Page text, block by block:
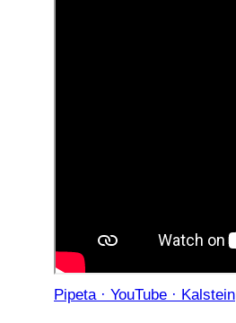
Pipeta · YouTube · Kalstein